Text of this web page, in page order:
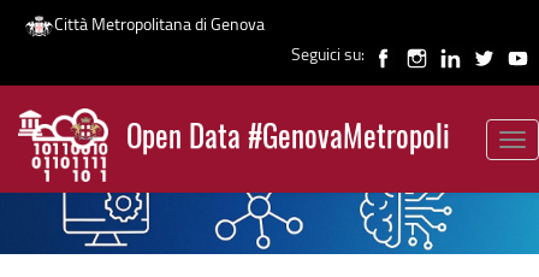
Salta
contenuto
principale
Città Metropolitana di Genova
Seguici su:
Open Data #GenovaMetropoli
News